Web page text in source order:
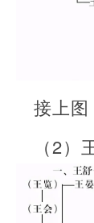
接上图
（2）